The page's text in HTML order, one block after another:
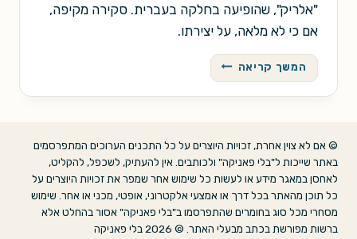
"אלריק", שהופיעה בחלקה בעברית. סקירה מקיפה,
אם כי לא מלאה, על יצירתו.
המשך קריאה אלריק
של
מורקוק
© אם לא צוין אחרת, זכויות היוצרים על כל התכנים הערוכים המתפרסמים
באתר שייכות ל"בלי פאניקה" ולכותבים. אין להעתיק, לשכפל, להקליט,
לאחסן במאגר מידע או לעשות כל שימוש אחר שמפר את זכויות היוצרים על
כל תוכן מהאתר בכל דרך או אמצעי אלקטרוני, אופטי, מכני או אחר. שימוש
מסחרי מכל סוג בחומרים שהתפרסמו ב"בלי פאניקה" אסור בהחלט אלא
ברשות מפורשת בכתב מבעלי האתר. © 2026 בלי פאניקה